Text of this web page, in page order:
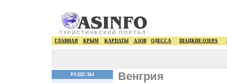
ТУРИСТИЧЕСКИЙ ПОРТАЛ
ГЛАВНАЯ КРЫМ КАРПАТЫ АЗОВ ОДЕССА ШАЦКИЕ ОЗЕРА
РАЗДЕЛЫ Венгрия